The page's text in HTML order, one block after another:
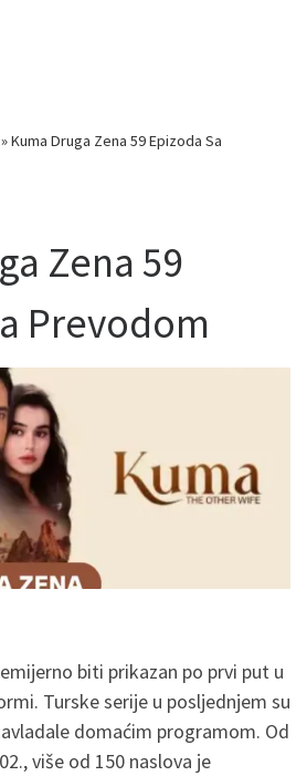
»Kuma Druga Zena 59 Epizoda Sa
Zena 59
Prevodom
biti prikazan po prvi put u
Turske serije u posljednjem su
domaćim programom. Od
više od 150 naslova je